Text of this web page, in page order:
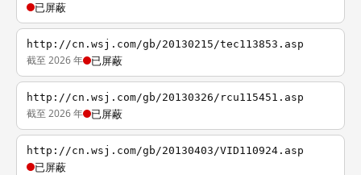
已屏蔽
http://cn.wsj.com/gb/20130215/tec113853.asp
截至 2026 年 已屏蔽
http://cn.wsj.com/gb/20130326/rcu115451.asp
截至 2026 年 已屏蔽
http://cn.wsj.com/gb/20130403/VID110924.asp
已屏蔽